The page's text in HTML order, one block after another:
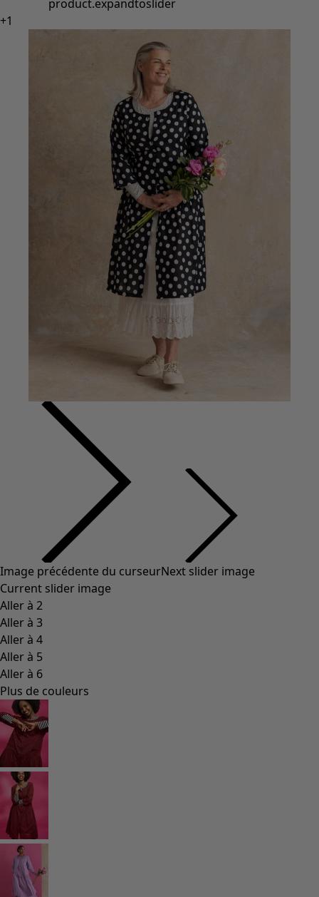
product.expandtoslider
+1
Image précédente du curseurNext slider image
Current slider image
Aller à 2
Aller à 3
Aller à 4
Aller à 5
Aller à 6
Plus de couleurs